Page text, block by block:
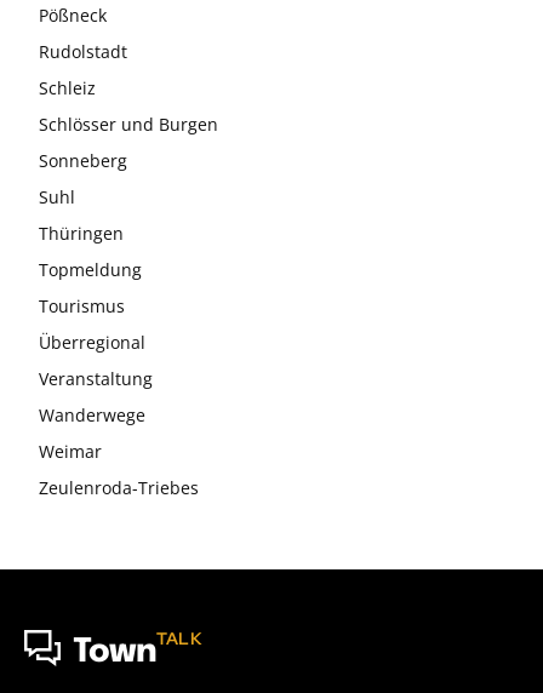
Pößneck
Rudolstadt
Schleiz
Schlösser und Burgen
Sonneberg
Suhl
Thüringen
Topmeldung
Tourismus
Überregional
Veranstaltung
Wanderwege
Weimar
Zeulenroda-Triebes
TownTALK